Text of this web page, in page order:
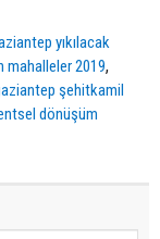
yıkılacak
2019,
şehitkamil
dönüşüm